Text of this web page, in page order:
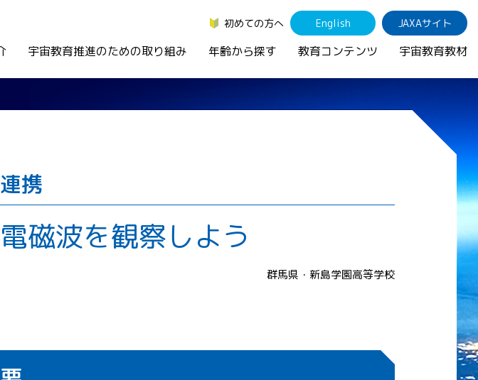
初めての方へ English JAXAサイト
宇宙教育推進のための取り組み 年齢から探す 教育コンテンツ 宇宙教育教材
携
磁波を観察しよう
群馬県・新島学園高等学校